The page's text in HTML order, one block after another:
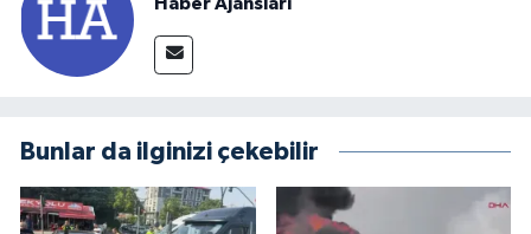
Bunlar da ilginizi çekebilir